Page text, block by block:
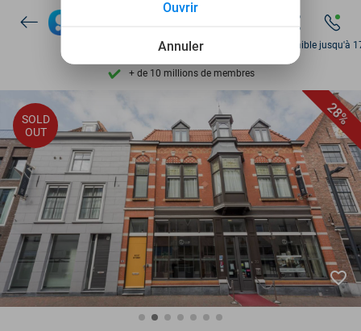
Découvrez + de 15.000 deals
Disponible 7 jours par semaine
+ de 10 millions de membres
basé sur
Découvrez + de 15.000 deals
Disponible 7 jours par semaine
+ de 10 millions de membres
Disponible jusqu'à
28%
SOLD
OUT
favorite_border
Annuler
Ouvrir